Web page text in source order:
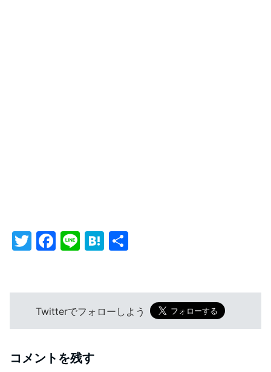
T
er
F
e
b
o
Li H
n
a
Twitterでフォローしよう
コメントを残す